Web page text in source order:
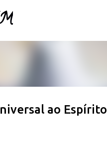
ao